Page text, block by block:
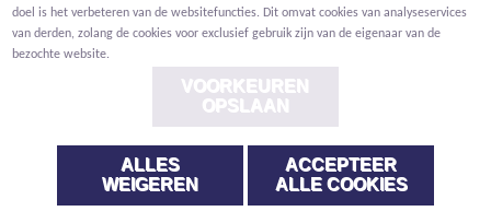
Privacy Cookies Melding klokkenluider
doel is het verbeteren van de websitefuncties. Dit omvat cookies van analyseservices
van derden, zolang de cookies voor exclusief gebruik zijn van de eigenaar van de
bezochte website.
VOORKEUREN
OPSLAAN
ALLES
WEIGEREN
ACCEPTEER
ALLE COOKIES